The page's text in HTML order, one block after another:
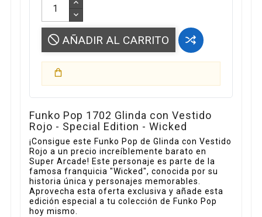
AÑADIR AL CARRITO
Funko Pop 1702 Glinda con Vestido
Rojo - Special Edition - Wicked
¡Consigue este Funko Pop de Glinda con Vestido
Rojo a un precio increíblemente barato en
Super Arcade! Este personaje es parte de la
famosa franquicia "Wicked", conocida por su
historia única y personajes memorables.
Aprovecha esta oferta exclusiva y añade esta
edición especial a tu colección de Funko Pop
hoy mismo.